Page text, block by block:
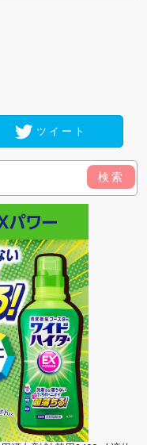
ツイート
検索